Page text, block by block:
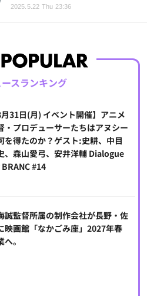
2025.5.22 Thu 23:36
スランキング
月31日(月) イベント開催】アニメ
・プロデューサーたちはアヌシー
を得たのか？ゲスト:史耕、中目
、森山愛弓、安井洋輔 Dialogue
#14
誠監督所属の制作会社が長野・佐
映画館「なかごみ座」2027年春
へ。